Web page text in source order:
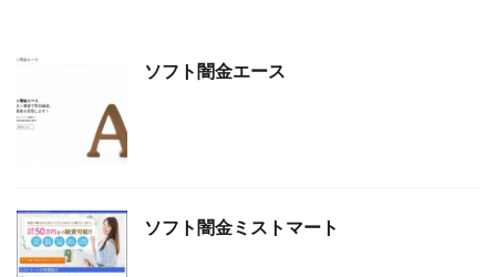
ソフト闇金エース
ソフト闇金ミストマート